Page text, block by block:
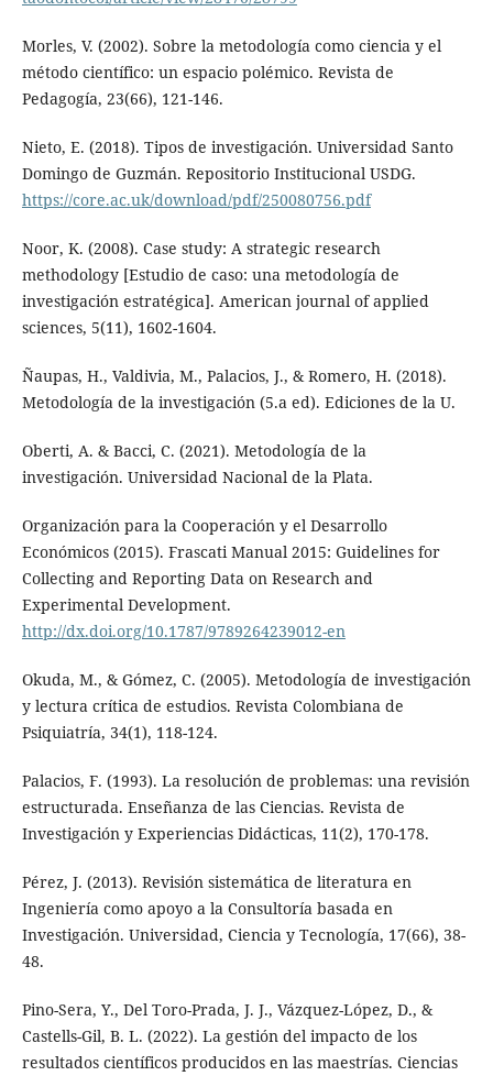
Morles, V. (2002). Sobre la metodología como ciencia y el
método científico: un espacio polémico. Revista de
Pedagogía, 23(66), 121-146.
Nieto, E. (2018). Tipos de investigación. Universidad Santo
Domingo de Guzmán. Repositorio Institucional USDG.
https://core.ac.uk/download/pdf/250080756.pdf
Noor, K. (2008). Case study: A strategic research
methodology [Estudio de caso: una metodología de
investigación estratégica]. American journal of applied
sciences, 5(11), 1602-1604.
Ñaupas, H., Valdivia, M., Palacios, J., & Romero, H. (2018).
Metodología de la investigación (5.a ed). Ediciones de la U.
Oberti, A. & Bacci, C. (2021). Metodología de la
investigación. Universidad Nacional de la Plata.
Organización para la Cooperación y el Desarrollo
Económicos (2015). Frascati Manual 2015: Guidelines for
Collecting and Reporting Data on Research and
Experimental Development.
http://dx.doi.org/10.1787/9789264239012-en
Okuda, M., & Gómez, C. (2005). Metodología de investigación
y lectura crítica de estudios. Revista Colombiana de
Psiquiatría, 34(1), 118-124.
Palacios, F. (1993). La resolución de problemas: una revisión
estructurada. Enseñanza de las Ciencias. Revista de
Investigación y Experiencias Didácticas, 11(2), 170-178.
Pérez, J. (2013). Revisión sistemática de literatura en
Ingeniería como apoyo a la Consultoría basada en
Investigación. Universidad, Ciencia y Tecnología, 17(66), 38-
48.
Pino-Sera, Y., Del Toro-Prada, J. J., Vázquez-López, D., &
Castells-Gil, B. L. (2022). La gestión del impacto de los
resultados científicos producidos en las maestrías. Ciencias